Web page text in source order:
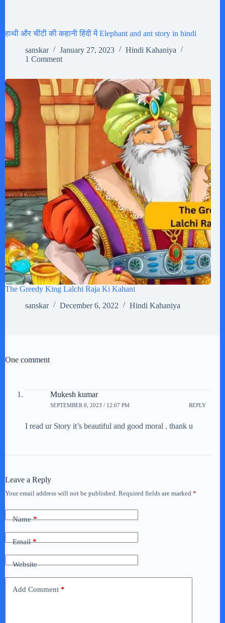
हाथी और चींटी की कहानी हिंदी में Elephant and ant story in hindi
sanskar
January 27, 2023
Hindi Kahaniya
1 Comment
The Greedy King Lalchi Raja Ki Kahani
sanskar
December 6, 2022 Hindi Kahaniya
One comment
Mukesh kumar
SEPTEMBER 8, 2023 / 12:07 PM REPLY
I read ur Story it’s beautiful and good moral . thank u
Leave a Reply
Your email address will not be published. Required fields are marked *
Name*
Email*
Website
Add Comment *